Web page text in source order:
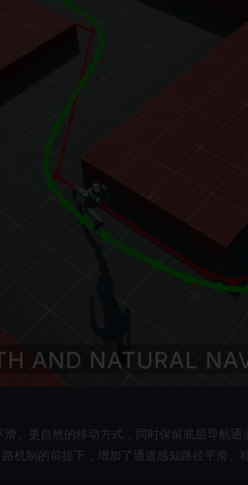
、更自然的移动方式，同时保留底层导航
机制的前提下，增加了通道感知路径平滑、